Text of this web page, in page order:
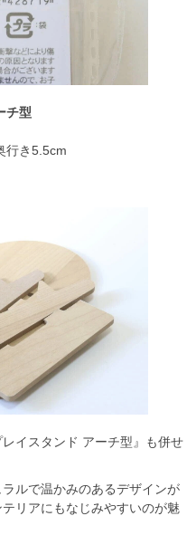
チ型
行き5.5cm
イスタンド アーチ型』も併せ
ルで温かみのあるデザインが
リアにもなじみやすいのが魅